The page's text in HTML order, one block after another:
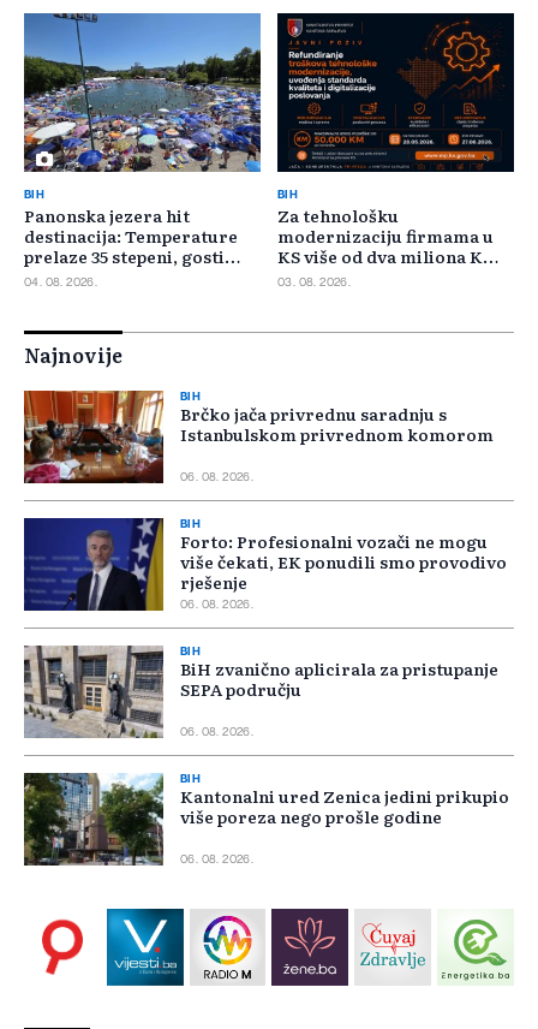
BIH
Panonska jezera hit
destinacija: Temperature
prelaze 35 stepeni, gosti
pristižu iz cijele regije
04. 08. 2026.
BIH
Za tehnološku
modernizaciju firmama u
KS više od dva miliona KM,
odbijeno 135 prijava
03. 08. 2026.
Najnovije
BIH
Brčko jača privrednu saradnju s
Istanbulskom privrednom komorom
06. 08. 2026.
BIH
Forto: Profesionalni vozači ne mogu
više čekati, EK ponudili smo provodivo
rješenje
06. 08. 2026.
BIH
BiH zvanično aplicirala za pristupanje
SEPA području
06. 08. 2026.
BIH
Kantonalni ured Zenica jedini prikupio
više poreza nego prošle godine
06. 08. 2026.